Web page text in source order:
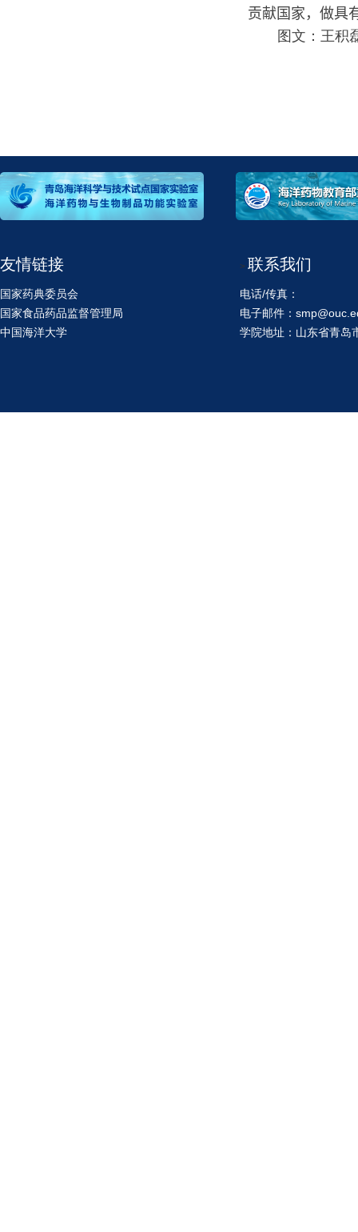
贡献国家，做具
图文：王积
友情链接
国家药典委员会
国家食品药品监督管理局
中国海洋大学
> 联系我们
电话/传真：
电子邮件：
学院地址：山东省青岛